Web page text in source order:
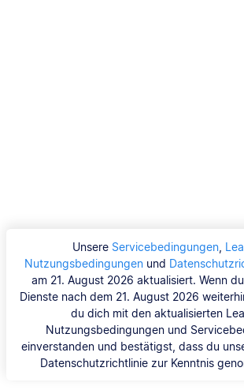
Unsere Servicebedingungen,
Nutzungsbedingungen und
am 21. August 2026 aktualisiert. Wenn
Dienste nach dem 21. August 2026
du dich mit den aktualisierten
Nutzungsbedingungen und
einverstanden und bestätigst, dass du
Datenschutzrichtlinie zur Kenntnis